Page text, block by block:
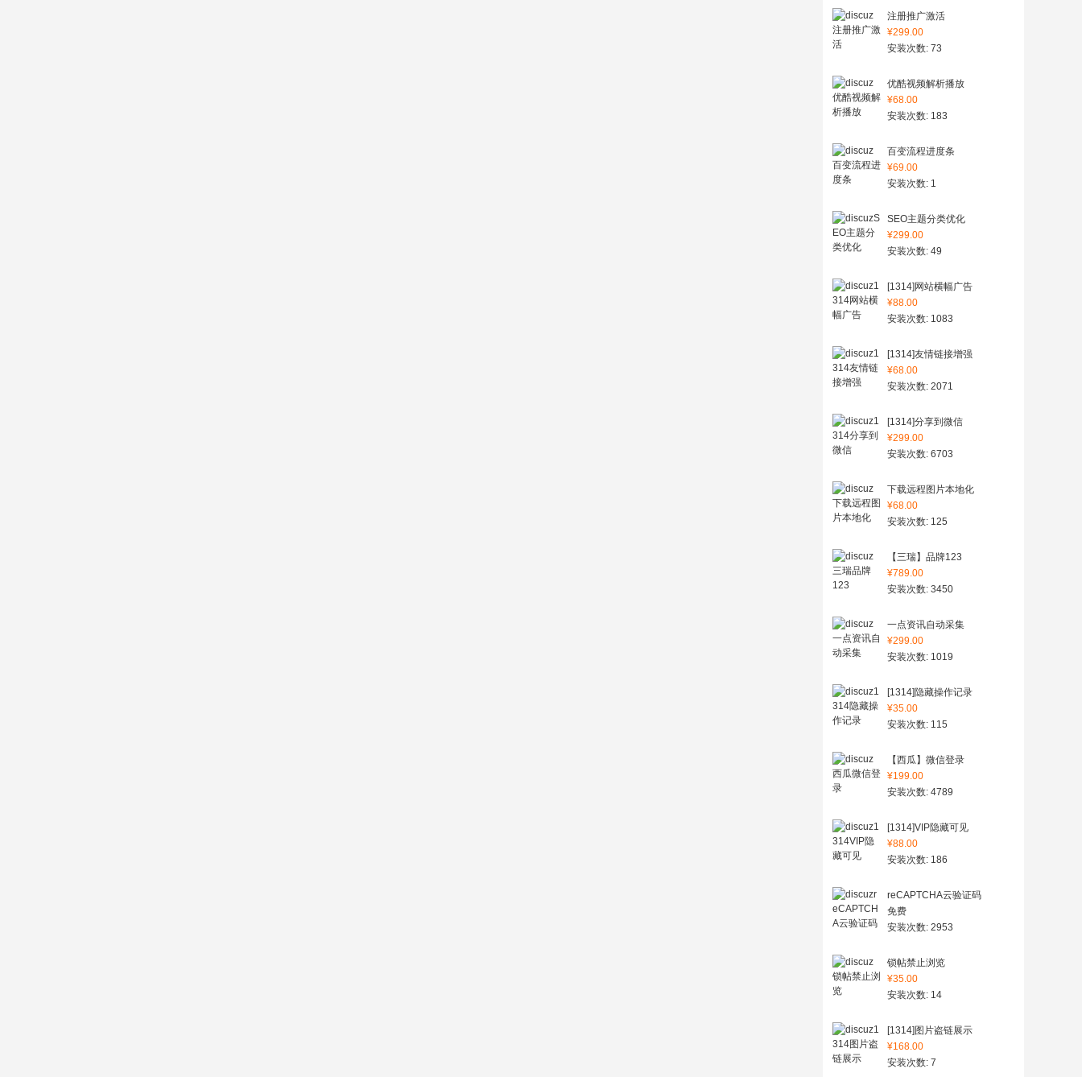
注册推广激活
¥299.00
安装次数: 73
优酷视频解析播放
¥68.00
安装次数: 183
百变流程进度条
¥69.00
安装次数: 1
SEO主题分类优化
¥299.00
安装次数: 49
[1314]网站横幅广告
¥88.00
安装次数: 1083
[1314]友情链接增强
¥68.00
安装次数: 2071
[1314]分享到微信
¥299.00
安装次数: 6703
下载远程图片本地化
¥68.00
安装次数: 125
【三瑞】品牌123
¥789.00
安装次数: 3450
一点资讯自动采集
¥299.00
安装次数: 1019
[1314]隐藏操作记录
¥35.00
安装次数: 115
【西瓜】微信登录
¥199.00
安装次数: 4789
[1314]VIP隐藏可见
¥88.00
安装次数: 186
reCAPTCHA云验证码
免费
安装次数: 2953
锁帖禁止浏览
¥35.00
安装次数: 14
[1314]图片盗链展示
¥168.00
安装次数: 7